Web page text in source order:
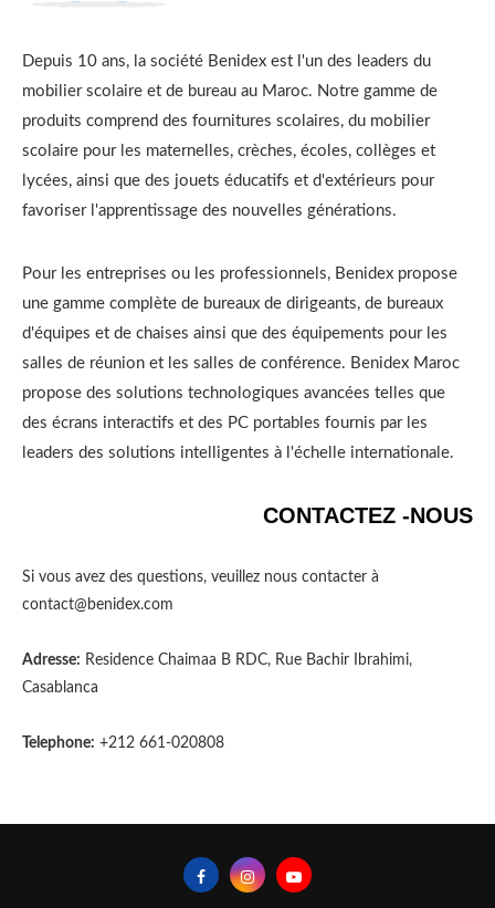
Depuis 10 ans, la société Benidex est l'un des leaders du
mobilier scolaire et de bureau au Maroc. Notre gamme de
produits comprend des fournitures scolaires, du mobilier
scolaire pour les maternelles, crèches, écoles, collèges et
lycées, ainsi que des jouets éducatifs et d'extérieurs pour
favoriser l'apprentissage des nouvelles générations.
Pour les entreprises ou les professionnels, Benidex propose
une gamme complète de bureaux de dirigeants, de bureaux
d'équipes et de chaises ainsi que des équipements pour les
salles de réunion et les salles de conférence. Benidex Maroc
propose des solutions technologiques avancées telles que
des écrans interactifs et des PC portables fournis par les
leaders des solutions intelligentes à l'échelle internationale.
CONTACTEZ -NOUS
Si vous avez des questions, veuillez nous contacter à
contact@benidex.com
Adresse: Residence Chaimaa B RDC, Rue Bachir Ibrahimi,
Casablanca
Telephone: +212 661-020808